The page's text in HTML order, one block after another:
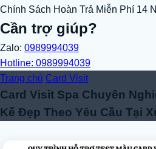
Chính Sách Hoàn Trả Miễn Phí 14
Cần trợ giúp?
Zalo: 0989994039
Hotline: 0989994039
Trang chủ Card Visit
Card Visit Spa Chuyên
Kế Đẹp Theo Yêu Cầu Tại